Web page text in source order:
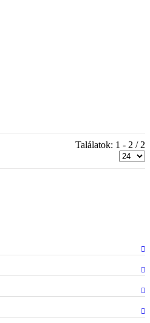
Találatok: 1 - 2 / 2